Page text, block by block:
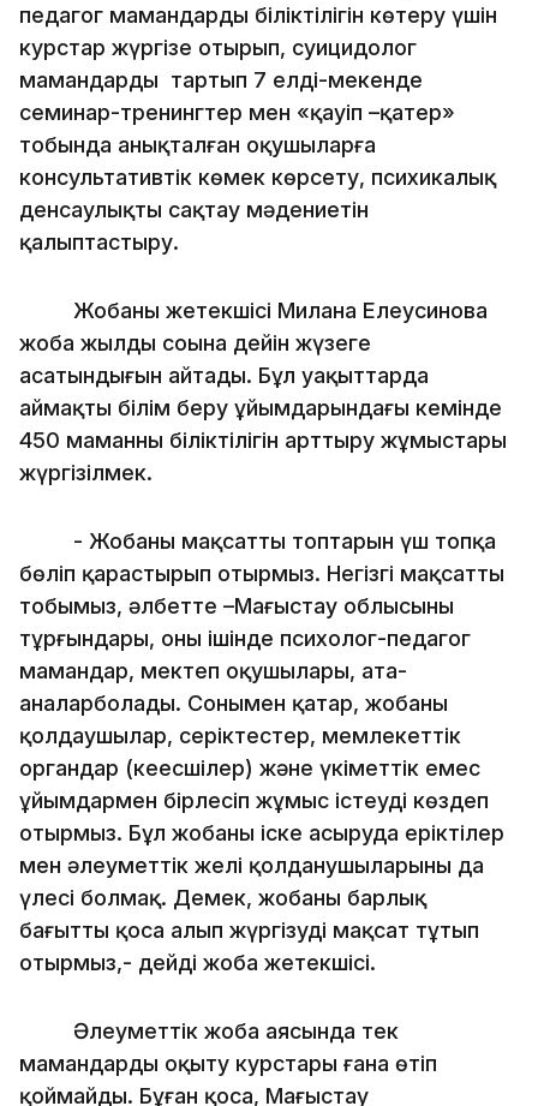
педагог мамандардың біліктілігін көтеру үшін
курстар жүргізе отырып, суицидолог
мамандарды тартып 7 елді-мекенде
семинар-тренингтер мен «қауіп –қатер»
тобында анықталған оқушыларға
консультативтік көмек көрсету, психикалық
денсаулықты сақтау мәдениетін
қалыптастыру.
Жобаның жетекшісі Милана Елеусинова
жоба жылдың соңына дейін жүзеге
асатындығын айтады. Бұл уақыттарда
аймақтың білім беру ұйымдарындағы кемінде
450 маманның біліктілігін арттыру жұмыстары
жүргізілмек.
- Жобаның мақсатты топтарын үш топқа
бөліп қарастырып отырмыз. Негізгі мақсатты
тобымыз, әлбетте –Маңғыстау облысының
тұрғындары, оның ішінде психолог-педагог
мамандар, мектеп оқушылары, ата-
аналарболады. Сонымен қатар, жобаны
қолдаушылар, серіктестер, мемлекеттік
органдар (кеңесшілер) және үкіметтік емес
ұйымдармен бірлесіп жұмыс істеуді көздеп
отырмыз. Бұл жобаны іске асыруда еріктілер
мен әлеуметтік желі қолданушыларының да
үлесі болмақ. Демек, жобаны барлық
бағытты қоса алып жүргізуді мақсат тұтып
отырмыз,- дейді жоба жетекшісі.
Әлеуметтік жоба аясында тек
мамандарды оқыту курстары ғана өтіп
қоймайды. Бұған қоса, Маңғыстау